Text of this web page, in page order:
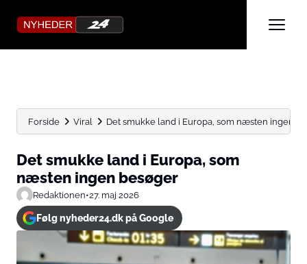
Forside Viral Det smukke land i Europa, som næsten ingen
Det smukke land i Europa, som
næsten ingen besøger
Redaktionen•27. maj 2026
Følg nyheder24.dk på Google